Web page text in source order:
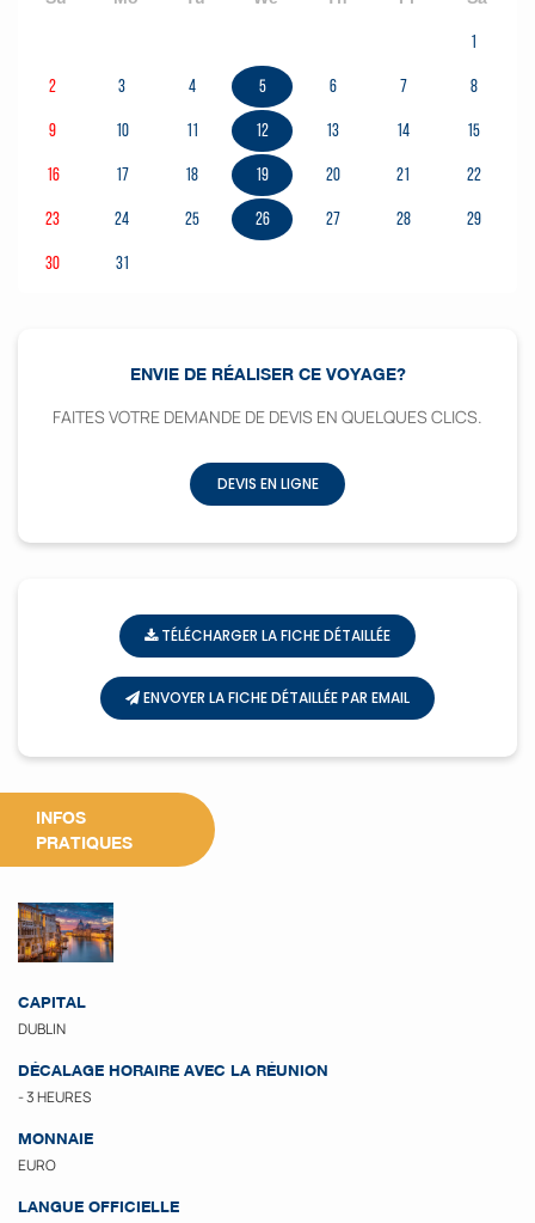
1
2 3 4 5 6 7 8
9 10 11 12 13 14 15
16 17 18 19 20 21 22
23 24 25 26 27 28 29
30 31
ENVIE DE RÉALISER CE VOYAGE?
FAITES VOTRE DEMANDE DE DEVIS EN QUELQUES CLICS.
DEVIS EN LIGNE
TÉLÉCHARGER LA FICHE DÉTAILLÉE
ENVOYER LA FICHE DÉTAILLÉE PAR EMAIL
INFOS
PRATIQUES
CAPITAL
DUBLIN
DÉCALAGE HORAIRE AVEC LA RÉUNION
- 3 HEURES
MONNAIE
EURO
LANGUE OFFICIELLE